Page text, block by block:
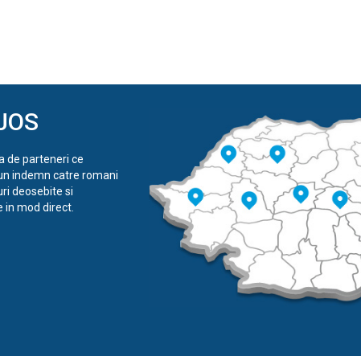
de parteneri ce
indemn catre romani
deosebite si
in mod direct.